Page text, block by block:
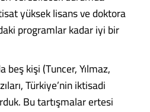
yüksek lisans ve doktora
programlar kadar iyi bir
beş kişi (Tuncer, Yılmaz,
Türkiye’nin iktisadi
Bu tartışmalar ertesi